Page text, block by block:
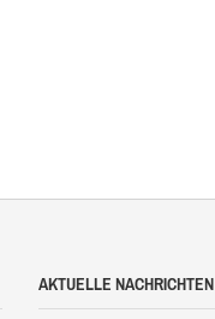
AKTUELLE NACHRICHTEN